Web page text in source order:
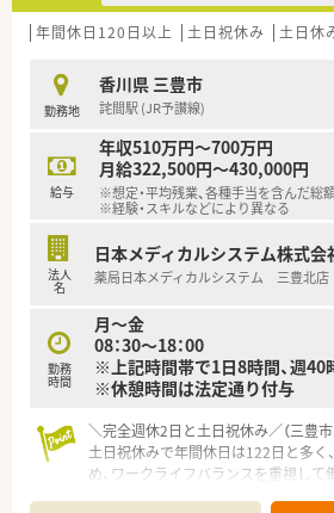
年間休日120日以上 土日祝休み 土日休
勤務地
香川県 三豊市
詫間駅 (JR予讃線)
給与
年収510万円～700万円
月給322,500円～430,000円
※想定・平均残業、各種手当を含んだ総
※経験・スキルなどにより異なる
法人
名
日本メディカルシステム株式会
薬局日本メディカルシステム 三豊北店
勤務
時間
月～金
08：30～18：00
※上記時間帯で1日8時間、週40
※休憩時間は法定通り付与
＼完全週休2日と土日祝休み／（三豊
土日祝休みで年間休日は122日と多く
め、ワークライフバランスを重視し